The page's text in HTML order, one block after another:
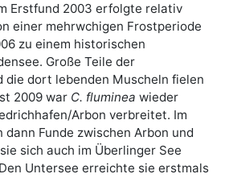
Erstfund 2003 erfolgte relativ
einer mehrwchigen Frostperiode
zu einem historischen
Große Teile der
die dort lebenden Muscheln fielen
2009 war C. fluminea wieder
Arbon verbreitet. Im
dann Funde zwischen Arbon und
sich auch im Überlinger See
Untersee erreichte sie erstmals